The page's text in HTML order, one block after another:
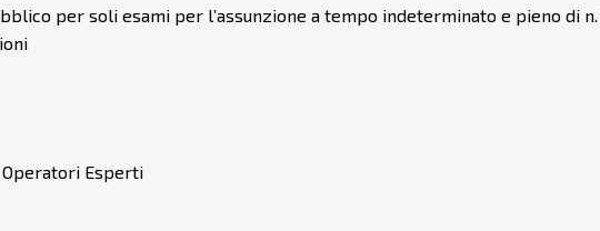
per soli esami per l’assunzione a tempo indeterminato e pieno di
Esperti